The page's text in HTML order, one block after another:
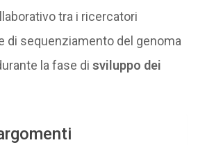
tra i ricercatori
di sequenziamento del genoma
la fase di sviluppo dei